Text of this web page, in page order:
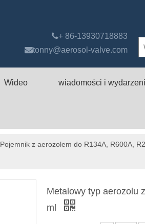
+ 86-13930718883
tonny@aerosol-valve.com
Wideo wiadomości i
Pojemnik z aerozolem do R134A, R600A,
Metalowy typ aerozolu
ml